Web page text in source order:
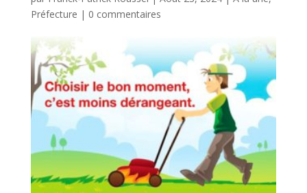
Préfecture | 0 commentaires